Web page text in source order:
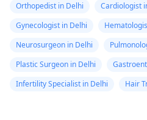
Orthopedist in Delhi
Cardiologist
Gynecologist in Delhi
Neurosurgeon in Delhi
Plastic Surgeon in Delhi
Infertility Specialist in Delhi
Hair